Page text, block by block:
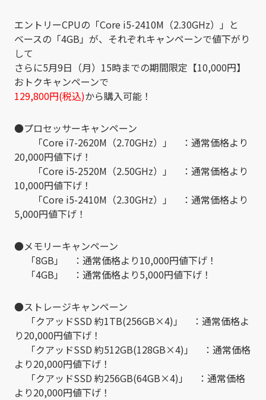
エントリーCPUの「Core i5-2410M（2.30GHz）」と
ベースの「4GB」が、それぞれキャンペーンで値下がり
して
さらに5月9日（月）15時までの期間限定【10,000円】
おトクキャンペーンで
129,800円(税込)から購入可能！
●プロセッサーキャンペーン
「Core i7-2620M（2.70GHz）」 ：通常価格より
20,000円値下げ！
「Core i5-2520M（2.50GHz）」 ：通常価格より
10,000円値下げ！
「Core i5-2410M（2.30GHz）」 ：通常価格より
5,000円値下げ！
●メモリーキャンペーン
「8GB」 ：通常価格より10,000円値下げ！
「4GB」 ：通常価格より5,000円値下げ！
●ストレージキャンペーン
「クアッドSSD 約1TB(256GB×4)」 ：通常価格よ
り20,000円値下げ！
「クアッドSSD 約512GB(128GB×4)」 ：通常価格
より20,000円値下げ！
「クアッドSSD 約256GB(64GB×4)」 ：通常価格
より20,000円値下げ！